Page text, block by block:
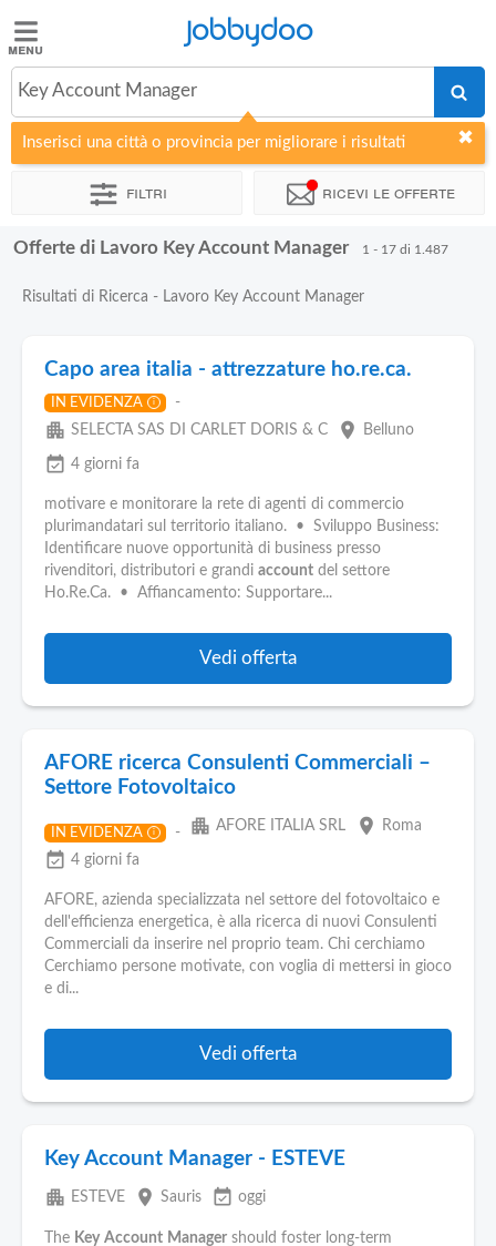
Jobbydoo
Offerte
di
lavoro
Elenco
Blog
Pubblica
Offerte
Area
Jobbydoo
Key Account Manager
Inserisci una città o provincia per migliorare i risultati
Filtri Ricevi le offerte
Offerte di Lavoro Key Account Manager 1 - 17 di 1.487
Risultati di Ricerca - Lavoro Key Account Manager
Capo area italia - attrezzature ho.re.ca.
IN EVIDENZA i -
apartment SELECTA SAS DI CARLET DORIS & C place Belluno
event_available 4 giorni fa
motivare e monitorare la rete di agenti di commercio
plurimandatari sul territorio italiano. • Sviluppo Business:
Identificare nuove opportunità di business presso
rivenditori, distributori e grandi account del settore
Ho.Re.Ca. • Affiancamento: Supportare...
Vedi offerta
AFORE ricerca Consulenti Commerciali –
Settore Fotovoltaico
IN EVIDENZA i - apartment AFORE ITALIA SRL place Roma
event_available 4 giorni fa
AFORE, azienda specializzata nel settore del fotovoltaico e
dell'efficienza energetica, è alla ricerca di nuovi Consulenti
Commerciali da inserire nel proprio team. Chi cerchiamo
Cerchiamo persone motivate, con voglia di mettersi in gioco
e di...
Vedi offerta
Key Account Manager - ESTEVE
apartment ESTEVE place Sauris event_available oggi
The Key Account Manager should foster long-term